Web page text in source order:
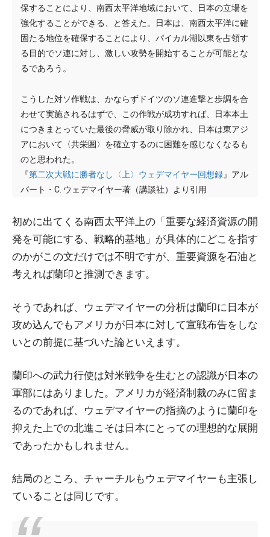
保することにより、南西太平洋地域において、日本の立場を
強化することができる、と答えた。日本は、南西太平洋に確
固たる地位を確保することにより、パイカル湖以東を占領す
る目的でソ連に対し、激しい攻勢を開始することが可能とな
るであろう。
こうした対ソ作戦は、かならずドイツのソ連進撃と歩調を合
わせて実施されるはずで、この作戦が成功すれば、日本本土
につきまとっていた最後の脅威が取り除かれ、日本は東アジ
アにおいて〈共栄圏〉を確立するのに困難を感じなくなるも
のと思われた。
『第二次大戦に勝者なし〈上〉ウェデマイヤー回想録』アル
バート・C. ウェデマイヤー著（講談社）より引用
初めに出てくる南西太平洋上の「重要な経済資源の開
発を可能にする、戦略的基地」が具体的にどこを指す
のかがこの文だけでは不明ですが、重要資源を石油と
考えれば蘭印と推測できます。
そうであれば、ウェデマイヤーの分析は蘭印に日本が
攻め込んでもアメリカが日本に対して宣戦布告をしな
いとの前提に基づいた論といえます。
蘭印への武力行使は対米戦争を生むとの認識が日本の
軍部にはありました。アメリカが経済制裁のみに留ま
るのであれば、ウェデマイヤーの指摘のように蘭印を
抑えた上での北進こそは日本にとっての理想的な展開
であったかもしれません。
結局のところ、チャーチルもウェデマイヤーも主張し
ていることは同じです。